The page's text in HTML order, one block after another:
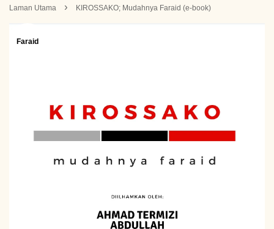
Laman Utama › KIROSSAKO; Mudahnya Faraid (e-book)
Faraid